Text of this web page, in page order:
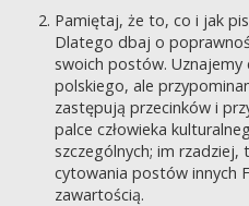
Pamiętaj, że to, co i jak
Dlatego dbaj o
swoich postów. Uznajemy
polskiego, ale
zastępują przecinków i
palce człowieka
szczególnych; im
cytowania postów innych
zawartością.